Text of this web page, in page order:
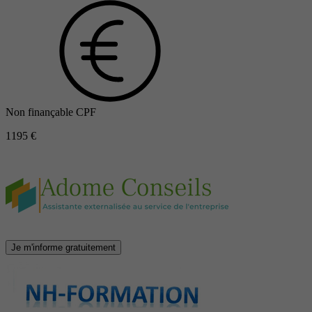
Non finançable CPF
1195 €
Je m'informe gratuitement